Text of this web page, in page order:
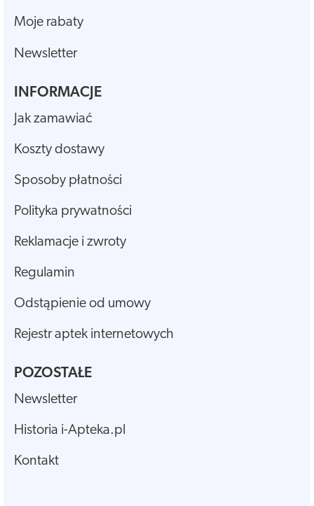
Moje rabaty
Newsletter
INFORMACJE
Jak zamawiać
Koszty dostawy
Sposoby płatności
Polityka prywatności
Reklamacje i zwroty
Regulamin
Odstąpienie od umowy
Rejestr aptek internetowych
POZOSTAŁE
Newsletter
Historia i-Apteka.pl
Kontakt